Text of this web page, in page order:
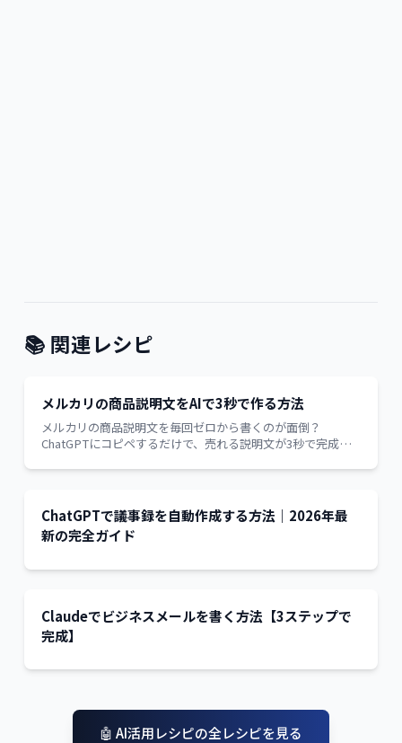
📚 関連レシピ
メルカリの商品説明文をAIで3秒で作る方法
メルカリの商品説明文を毎回ゼロから書くのが面倒？
ChatGPTにコピペするだけで、売れる説明文が3秒で完成し
ChatGPTで議事録を自動作成する方法｜2026年最
新の完全ガイド
Claudeでビジネスメールを書く方法【3ステップで
完成】
🤖 AI活用レシピの全レシピを見る